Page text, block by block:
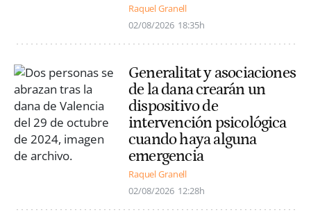
Raquel Granell
02/08/2026 18:35h
Generalitat y asociaciones
de la dana crearán un
dispositivo de
intervención psicológica
cuando haya alguna
emergencia
Raquel Granell
02/08/2026 12:28h